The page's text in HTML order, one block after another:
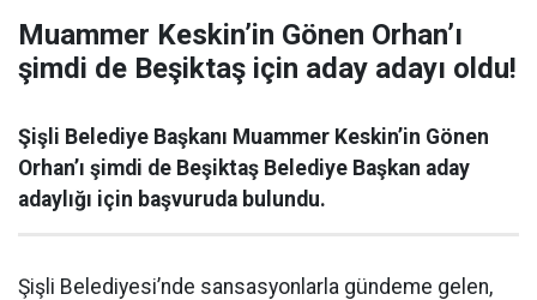
Muammer Keskin’in Gönen Orhan’ı
şimdi de Beşiktaş için aday adayı oldu!
Şişli Belediye Başkanı Muammer Keskin’in Gönen
Orhan’ı şimdi de Beşiktaş Belediye Başkan aday
adaylığı için başvuruda bulundu.
Şişli Belediyesi’nde sansasyonlarla gündeme gelen,